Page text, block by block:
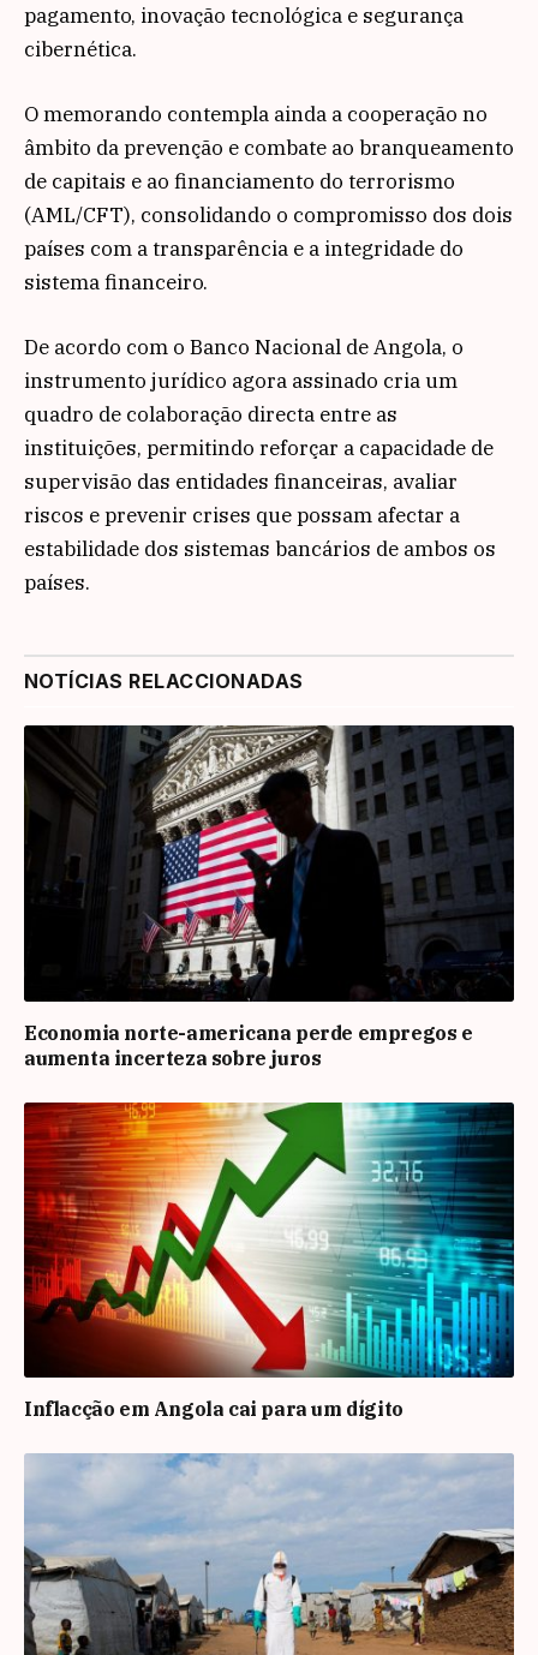
pagamento, inovação tecnológica e segurança
cibernética.
O memorando contempla ainda a cooperação no
âmbito da prevenção e combate ao branqueamento
de capitais e ao financiamento do terrorismo
(AML/CFT), consolidando o compromisso dos dois
países com a transparência e a integridade do
sistema financeiro.
De acordo com o Banco Nacional de Angola, o
instrumento jurídico agora assinado cria um
quadro de colaboração directa entre as
instituições, permitindo reforçar a capacidade de
supervisão das entidades financeiras, avaliar
riscos e prevenir crises que possam afectar a
estabilidade dos sistemas bancários de ambos os
países.
NOTÍCIAS RELACCIONADAS
Economia norte-americana perde empregos e
aumenta incerteza sobre juros
Inflacção em Angola cai para um dígito